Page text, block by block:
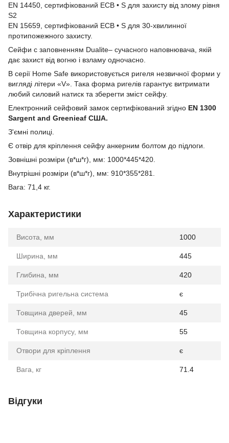
EN 14450, сертифікований ECB • S для захисту від злому рівня
S2
EN 15659, сертифікований ECB • S для 30-хвилинної
протипожежного захисту.
Cейфи с заповненням Dualite– сучасного наповнювача, якій
дає захист від вогню і взламу одночасно.
В серії Home Safe використовується ригеля незвичної форми у
вигляді літери «V». Така форма ригелів гарантує витримати
любий силовий натиск та зберегти зміст сейфу.
Електронний сейфовий замок сертифікований згідно EN 1300
Sargent and Greenieaf США.
З'ємні полиці.
Є отвір для кріплення сейфу анкерним болтом до підлоги.
Зовнішні розміри (в*ш*г), мм: 1000*445*420.
Внутрішні розміри (в*ш*г), мм: 910*355*281.
Вага: 71,4 кг.
Характеристики
Висота, мм 1000
Ширина, мм 445
Глибина, мм 420
Трибічна ригельна система є
Товщина дверей, мм 45
Товщина корпусу, мм 55
Отвори для кріплення є
Вага, кг 71.4
Відгуки